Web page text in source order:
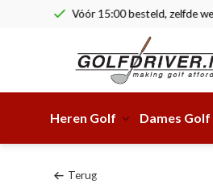
Vóór 15:00 besteld, zelfde
Heren Golf Dames Golf
Terug